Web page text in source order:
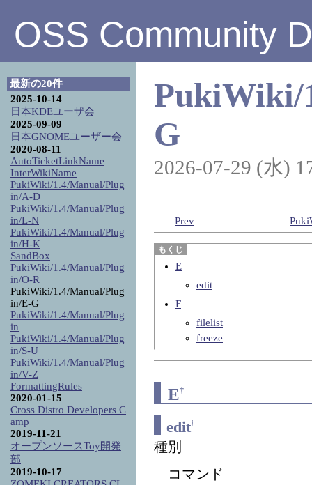
OSS Community
PukiWiki/
G
2026-07-29 (水)
Prev
E
edit
F
filelist
freeze
E†
edit†
種別
コマンド
最新の20件
2025-10-14
日本KDEユーザ会
2025-09-09
日本GNOMEユーザー会
2020-08-11
AutoTicketLinkName
InterWikiName
PukiWiki/1.4/Manual/Plug
in/A-D
PukiWiki/1.4/Manual/Plug
in/L-N
PukiWiki/1.4/Manual/Plug
in/H-K
SandBox
PukiWiki/1.4/Manual/Plug
in/O-R
PukiWiki/1.4/Manual/Plug
in/E-G
PukiWiki/1.4/Manual/Plug
in
PukiWiki/1.4/Manual/Plug
in/S-U
PukiWiki/1.4/Manual/Plug
in/V-Z
FormattingRules
2020-01-15
Cross Distro Developers C
amp
2019-11-21
オープンソースToy開発
部
2019-10-17